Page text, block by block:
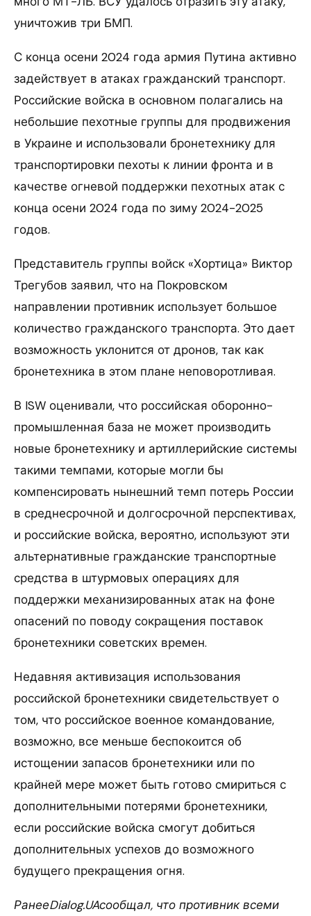
уничтожив три БМП.
С конца осени 2024 года армия Путина активно
задействует в атаках гражданский транспорт.
Российские войска в основном полагались на
небольшие пехотные группы для продвижения
в Украине и использовали бронетехнику для
транспортировки пехоты к линии фронта и в
качестве огневой поддержки пехотных атак с
конца осени 2024 года по зиму 2024-2025
годов.
Представитель группы войск «Хортица» Виктор
Трегубов заявил, что на Покровском
направлении противник использует большое
количество гражданского транспорта. Это дает
возможность уклонится от дронов, так как
бронетехника в этом плане неповоротливая.
В ISW оценивали, что российская оборонно-
промышленная база не может производить
новые бронетехнику и артиллерийские системы
такими темпами, которые могли бы
компенсировать нынешний темп потерь России
в среднесрочной и долгосрочной перспективах,
и российские войска, вероятно, используют эти
альтернативные гражданские транспортные
средства в штурмовых операциях для
поддержки механизированных атак на фоне
опасений по поводу сокращения поставок
бронетехники советских времен.
Недавняя активизация использования
российской бронетехники свидетельствует о
том, что российское военное командование,
возможно, все меньше беспокоится об
истощении запасов бронетехники или по
крайней мере может быть готово смириться с
дополнительными потерями бронетехники,
если российские войска смогут добиться
дополнительных успехов до возможного
будущего прекращения огня.
РанееDialog.UAсообщал, что противник всеми